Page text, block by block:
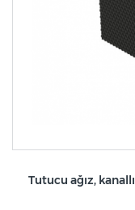
Tutucu ağız, kanallı